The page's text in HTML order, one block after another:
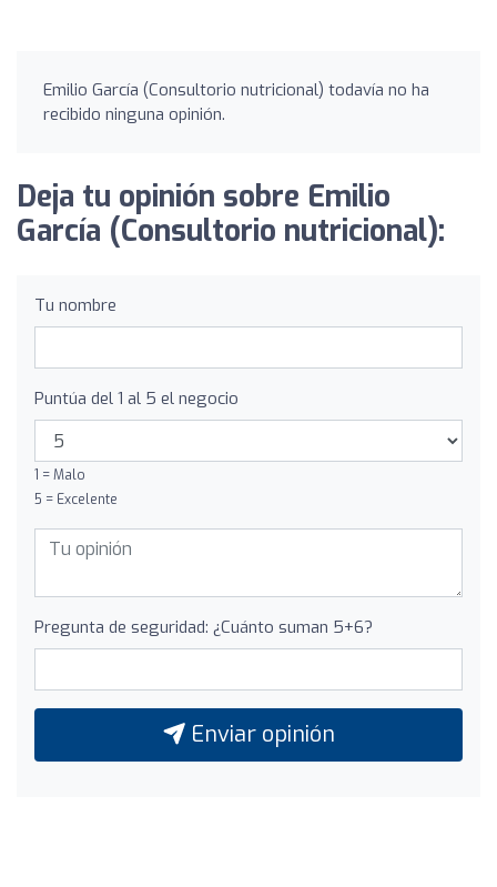
Emilio García (Consultorio nutricional) todavía no ha
recibido ninguna opinión.
Deja tu opinión sobre Emilio
García (Consultorio nutricional):
Tu nombre
Puntúa del 1 al 5 el negocio
1 = Malo
5 = Excelente
Pregunta de seguridad: ¿Cuánto suman 5+6?
Enviar opinión